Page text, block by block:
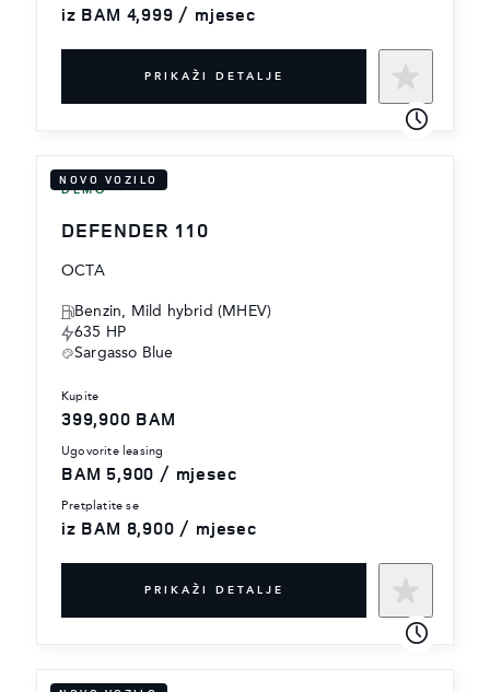
iz BAM 4,999 / mjesec
PRIKAŽI DETALJE
NOVO VOZILO
DEMO
DEFENDER 110
OCTA
Benzin, Mild hybrid (MHEV)
635 HP
Sargasso Blue
kupite
399,900 BAM
ugovorite leasing
BAM 5,900 / mjesec
pretplatite se
iz BAM 8,900 / mjesec
PRIKAŽI DETALJE